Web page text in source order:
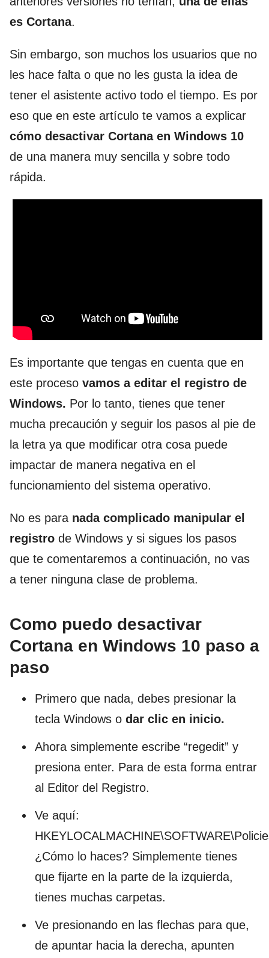
es Cortana.
Sin embargo, son muchos los usuarios que no
les hace falta o que no les gusta la idea de
tener el asistente activo todo el tiempo. Es por
eso que en este artículo te vamos a explicar
cómo desactivar Cortana en Windows 10
de una manera muy sencilla y sobre todo
rápida.
Es importante que tengas en cuenta que en
este proceso vamos a editar el registro de
Windows. Por lo tanto, tienes que tener
mucha precaución y seguir los pasos al pie de
la letra ya que modificar otra cosa puede
impactar de manera negativa en el
funcionamiento del sistema operativo.
No es para nada complicado manipular el
registro de Windows y si sigues los pasos
que te comentaremos a continuación, no vas
a tener ninguna clase de problema.
Como puedo desactivar
Cortana en Windows 10 paso a
paso
Primero que nada, debes presionar la
tecla Windows o dar clic en inicio.
Ahora simplemente escribe “regedit” y
presiona enter. Para de esta forma entrar
al Editor del Registro.
Ve aquí:
¿Cómo lo haces? Simplemente tienes
que fijarte en la parte de la izquierda,
tienes muchas carpetas.
Ve presionando en las flechas para que,
de apuntar hacia la derecha, apunten